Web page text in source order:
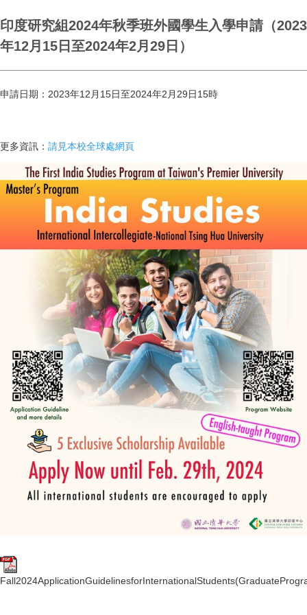
印度研究組2024年秋季班外國學生入學申請（2023
年12月15日至2024年2月29日）
申請日期：2023年12月15日至2024年2月29日15時
更多資訊： 請見本校全球處網頁